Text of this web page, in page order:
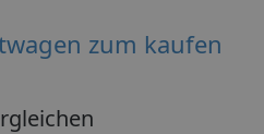
zum kaufen